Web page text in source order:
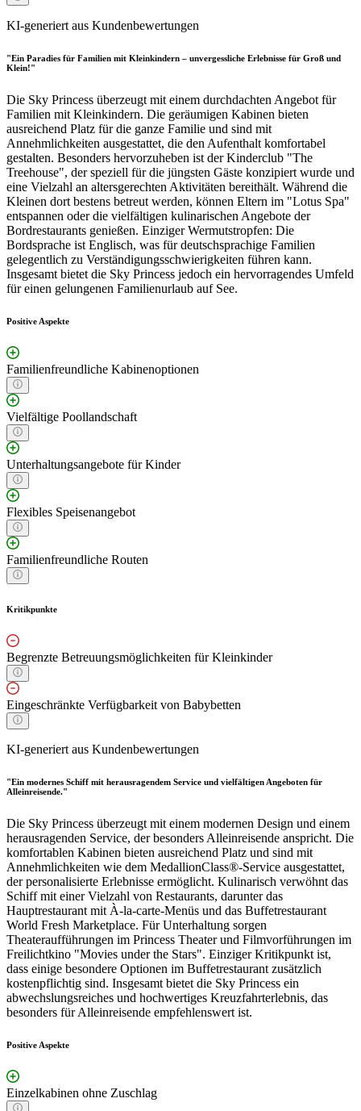
KI-generiert aus Kundenbewertungen
"Ein Paradies für Familien mit Kleinkindern – unvergessliche Erlebnisse für Groß und
Klein!"
Die Sky Princess überzeugt mit einem durchdachten Angebot für
Familien mit Kleinkindern. Die geräumigen Kabinen bieten
ausreichend Platz für die ganze Familie und sind mit
Annehmlichkeiten ausgestattet, die den Aufenthalt komfortabel
gestalten. Besonders hervorzuheben ist der Kinderclub "The
Treehouse", der speziell für die jüngsten Gäste konzipiert wurde und
eine Vielzahl an altersgerechten Aktivitäten bereithält. Während die
Kleinen dort bestens betreut werden, können Eltern im "Lotus Spa"
entspannen oder die vielfältigen kulinarischen Angebote der
Bordrestaurants genießen. Einziger Wermutstropfen: Die
Bordsprache ist Englisch, was für deutschsprachige Familien
gelegentlich zu Verständigungsschwierigkeiten führen kann.
Insgesamt bietet die Sky Princess jedoch ein hervorragendes Umfeld
für einen gelungenen Familienurlaub auf See.
Positive Aspekte
Familienfreundliche Kabinenoptionen
Vielfältige Poollandschaft
Unterhaltungsangebote für Kinder
Flexibles Speisenangebot
Familienfreundliche Routen
Kritikpunkte
Begrenzte Betreuungsmöglichkeiten für Kleinkinder
Eingeschränkte Verfügbarkeit von Babybetten
KI-generiert aus Kundenbewertungen
"Ein modernes Schiff mit herausragendem Service und vielfältigen Angeboten für
Alleinreisende."
Die Sky Princess überzeugt mit einem modernen Design und einem
herausragenden Service, der besonders Alleinreisende anspricht. Die
komfortablen Kabinen bieten ausreichend Platz und sind mit
Annehmlichkeiten wie dem MedallionClass®-Service ausgestattet,
der personalisierte Erlebnisse ermöglicht. Kulinarisch verwöhnt das
Schiff mit einer Vielzahl von Restaurants, darunter das
Hauptrestaurant mit À-la-carte-Menüs und das Buffetrestaurant
World Fresh Marketplace. Für Unterhaltung sorgen
Theateraufführungen im Princess Theater und Filmvorführungen im
Freilichtkino "Movies under the Stars". Einziger Kritikpunkt ist,
dass einige besondere Optionen im Buffetrestaurant zusätzlich
kostenpflichtig sind. Insgesamt bietet die Sky Princess ein
abwechslungsreiches und hochwertiges Kreuzfahrterlebnis, das
besonders für Alleinreisende empfehlenswert ist.
Positive Aspekte
Einzelkabinen ohne Zuschlag